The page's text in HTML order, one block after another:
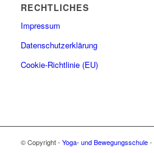
RECHTLICHES
Impressum
Datenschutzerklärung
Cookie-Richtlinie (EU)
© Copyright - Yoga- und Bewegungsschule-